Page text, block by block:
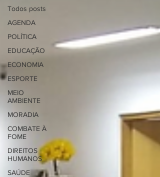
Todos posts
AGENDA
POLÍTICA
EDUCAÇÃO
ECONOMIA
ESPORTE
MEIO
AMBIENTE
MORADIA
COMBATE À
FOME
DIREITOS
HUMANOS
SAÚDE